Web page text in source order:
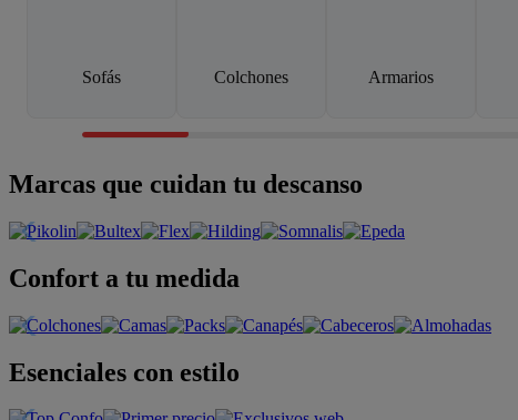
Sofás Colchones Armarios
Marcas que cuidan tu descanso
Confort a tu medida
Esenciales con estilo